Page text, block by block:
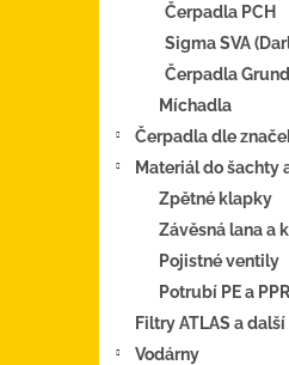
Čerpadla PCH
Sigma SVA
Čerpadla
Míchadla
Čerpadla dle
Materiál do
Zpětné klapky
Závěsná lana a
Pojistné ventily
Potrubí PE a PPR
Filtry ATLAS a další
Vodárny